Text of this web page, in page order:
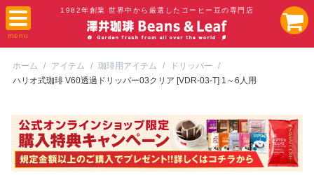
1982年創業 世界中から厳選したコーヒー豆の専門店
ホーム / アイテム / 珈琲用アイテム / ドリッパー
/
ハリオ式珈琲 V60透過ドリッパー03クリア [VDR-03-T] 1～6人用